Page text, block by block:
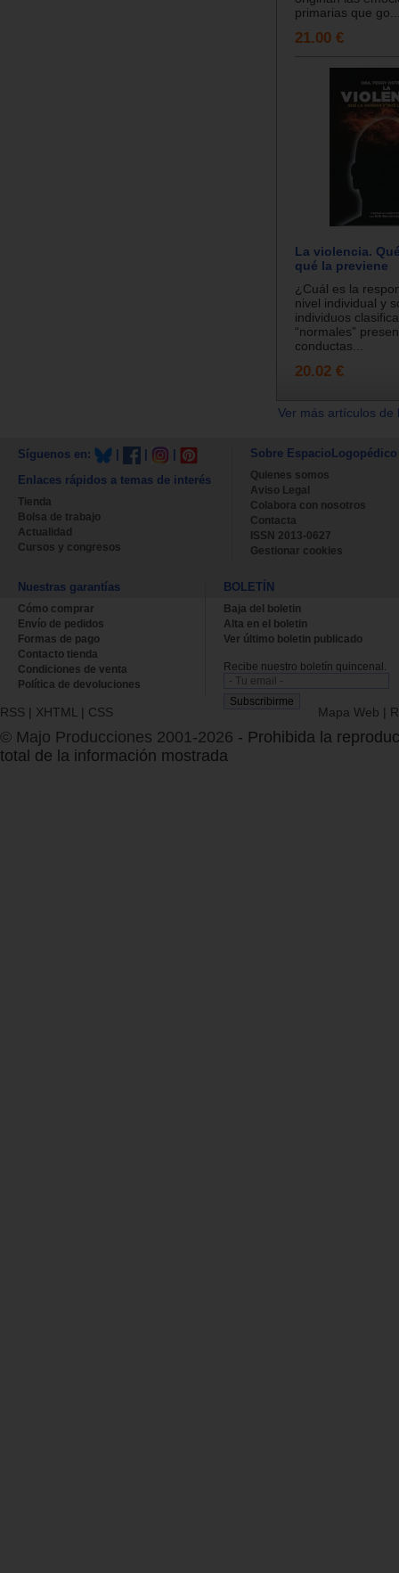
primarias que
21.00 €
La violencia.
qué la previene
¿Cuál es la
nivel individual y
individuos
“normales”
conductas...
20.02 €
Ver más artículos
Síguenos en:
Enlaces rápidos a temas de interés
Tienda
Bolsa de trabajo
Actualidad
Cursos y congresos
Sobre EspacioLogopédico
Quienes somos
Aviso Legal
Colabora con nosotros
Contacta
ISSN 2013-0627
Gestionar cookies
Nuestras garantías
Cómo comprar
Envío de pedidos
Formas de pago
Contacto tienda
Condiciones de venta
Política de devoluciones
BOLETÍN
Baja del boletin
Alta en el boletin
Ver último boletin publicado
Recibe nuestro boletín quincenal.
RSS | XHTML | CSS Mapa Web |
© Majo Producciones 2001-2026 - Prohibida la
total de la información mostrada